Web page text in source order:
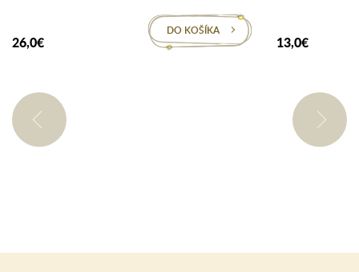
26,0€
DO KOŠÍKA
13,0€